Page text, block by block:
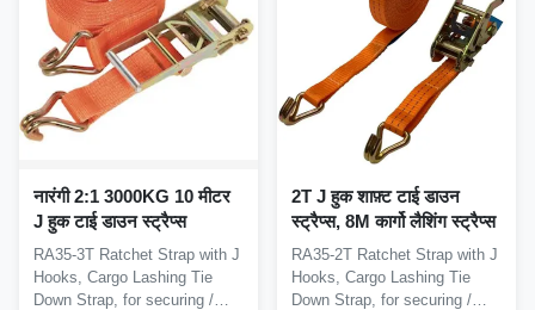
नारंगी 2:1 3000KG 10 मीटर
J हुक टाई डाउन स्ट्रैप्स
RA35-3T Ratchet Strap with J
Hooks, Cargo Lashing Tie
Down Strap, for securing /
2T J हुक शाफ़्ट टाई डाउन
स्ट्रैप्स, 8M कार्गो लैशिंग स्ट्रैप्स
RA35-2T Ratchet Strap with J
Hooks, Cargo Lashing Tie
Down Strap, for securing /